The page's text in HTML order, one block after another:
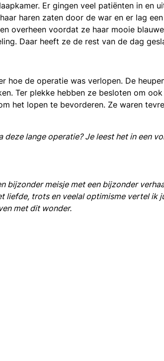
Er gingen veel patiënten in en
haren zaten door de war en er lag
overheen voordat ze haar mooie
Daar heeft ze de rest van de dag
hoe de operatie was verlopen. De
Ter plekke hebben ze besloten om
het lopen te bevorderen. Ze waren
lange operatie? Je leest het in een
bijzonder meisje met een bijzonder
liefde, trots en veelal optimisme vertel ik
met dit wonder.